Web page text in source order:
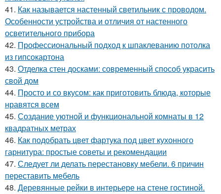
41. Как называется настенный светильник с проводом.
Особенности устройства и отличия от настенного
осветительного прибора
42. Профессиональный подход к шпаклеванию потолка
из гипсокартона
43. Отделка стен досками: современный способ украсить
свой дом
44. Просто и со вкусом: как приготовить блюда, которые
нравятся всем
45. Создание уютной и функциональной комнаты в 12
квадратных метрах
46. Как подобрать цвет фартука под цвет кухонного
гарнитура: простые советы и рекомендации
47. Следует ли делать перестановку мебели. 6 причин
переставить мебель
48. Деревянные рейки в интерьере на стене гостиной.